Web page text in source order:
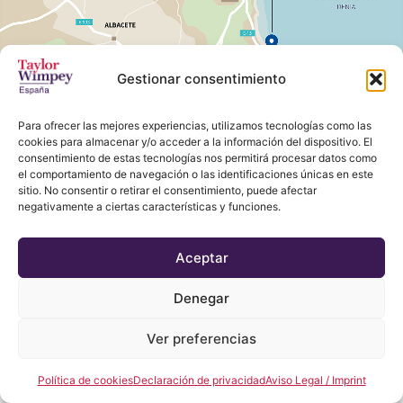
Gestionar consentimiento
Para ofrecer las mejores experiencias, utilizamos tecnologías como las
cookies para almacenar y/o acceder a la información del dispositivo. El
consentimiento de estas tecnologías nos permitirá procesar datos como
el comportamiento de navegación o las identificaciones únicas en este
sitio. No consentir o retirar el consentimiento, puede afectar
negativamente a ciertas características y funciones.
Aceptar
Denegar
Ver preferencias
Política de cookiesDeclaración de privacidadAviso Legal / Imprint